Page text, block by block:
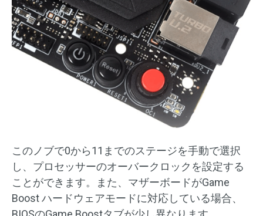
このノブで0から11までのステージを手動で選択
し、プロセッサーのオーバークロックを設定する
ことができます。また、マザーボードがGame
Boost ハードウェアモードに対応している場合、